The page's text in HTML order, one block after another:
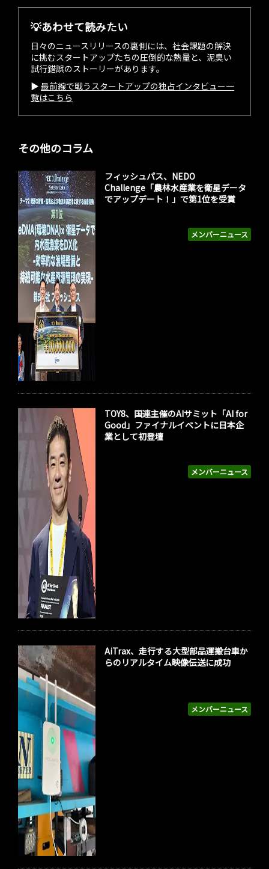
💡あわせて読みたい
日々のニュースリリースの裏側には、社会課題の解決
に挑むスタートアップたちの圧倒的な熱量と、泥臭い
試行錯誤のストーリーがあります。
▶︎ 最前線で戦うスタートアップの独占インタビュー一
覧はこちら
その他のコラム
メンバーニュース
フィッシュパス、NEDO
Challenge「農林水産業を衛星データ
でアップデート！」で第1位を受賞
メンバーニュース
TOY8、国連主催のAIサミット「AI for
Good」ファイナルイベントに日本企
業として初登壇
メンバーニュース
AiTrax、走行する大型部品運搬台車か
らのリアルタイム映像伝送に成功